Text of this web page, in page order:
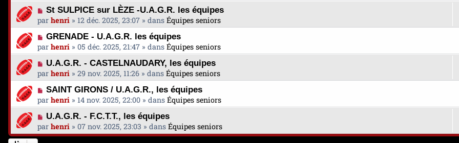
e
a
g
e
e
s
s
a
g
e
a
u
m
e
s
s
a
g
e
u
v
e
u
m
e
s
s
a
g
e
N
o
u
v
e
a
u
m
e
s
s
a
g
e
St SULPICE sur LÈZE -U.A.G.R. les équipes
par henri » 12 déc. 2025, 23:07 » dans Équipes seniors
N
o
u
v
e
a
u
m
e
s
s
GRENADE - U.A.G.R. les équipes
par henri » 05 déc. 2025, 21:47 » dans Équipes seniors
N
o
u
v
e
a
u
m
U.A.G.R. - CASTELNAUDARY, les équipes
par henri » 29 nov. 2025, 11:26 » dans Équipes seniors
N
o
u
v
e
a
SAINT GIRONS / U.A.G.R., les équipes
par henri » 14 nov. 2025, 22:00 » dans Équipes seniors
N
o
u
U.A.G.R. - F.C.T.T., les équipes
par henri » 07 nov. 2025, 23:03 » dans Équipes seniors